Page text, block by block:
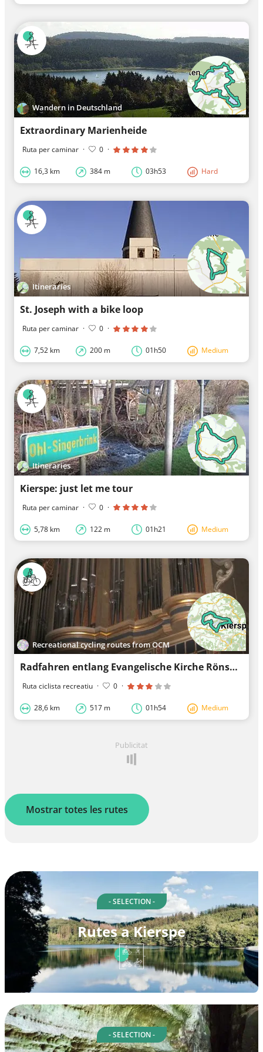
Wandern in Deutschland
Extraordinary Marienheide
Ruta per caminar · 0 ·
16,3 km 384 m 03h53 Hard
Itineraries
St. Joseph with a bike loop
Ruta per caminar · 0 ·
7,52 km 200 m 01h50 Medium
Itineraries
Kierspe: just let me tour
Ruta per caminar · 0 ·
5,78 km 122 m 01h21 Medium
Recreational cycling routes from OCM
Radfahren entlang Evangelische Kirche Rönsahl
Ruta ciclista recreatiu · 0 ·
28,6 km 517 m 01h54 Medium
Publicitat
Mostrar totes les rutes
- SELECTION -
Rutes a Kierspe
- SELECTION -